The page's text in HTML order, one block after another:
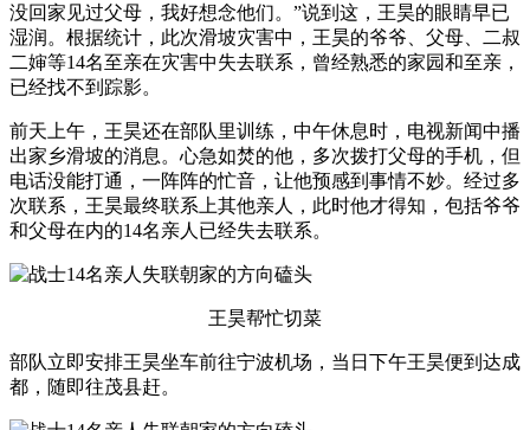
没回家见过父母，我好想念他们。”说到这，王昊的眼睛早已
湿润。根据统计，此次滑坡灾害中，王昊的爷爷、父母、二叔
二婶等14名至亲在灾害中失去联系，曾经熟悉的家园和至亲，
已经找不到踪影。
前天上午，王昊还在部队里训练，中午休息时，电视新闻中播
出家乡滑坡的消息。心急如焚的他，多次拨打父母的手机，但
电话没能打通，一阵阵的忙音，让他预感到事情不妙。经过多
次联系，王昊最终联系上其他亲人，此时他才得知，包括爷爷
和父母在内的14名亲人已经失去联系。
王昊帮忙切菜
部队立即安排王昊坐车前往宁波机场，当日下午王昊便到达成
都，随即往茂县赶。